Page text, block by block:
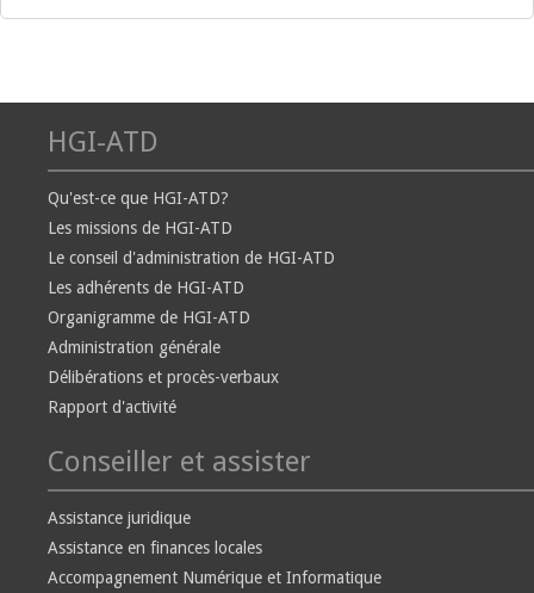
HGI-ATD
Qu'est-ce que HGI-ATD?
Les missions de HGI-ATD
Le conseil d'administration de HGI-ATD
Les adhérents de HGI-ATD
Organigramme de HGI-ATD
Administration générale
Délibérations et procès-verbaux
Rapport d'activité
Conseiller et assister
Assistance juridique
Assistance en finances locales
Accompagnement Numérique et Informatique